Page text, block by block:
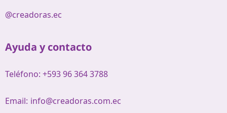
@creadoras.ec
Ayuda y contacto
Teléfono: +593 96 364 3788
Email: info@creadoras.com.ec